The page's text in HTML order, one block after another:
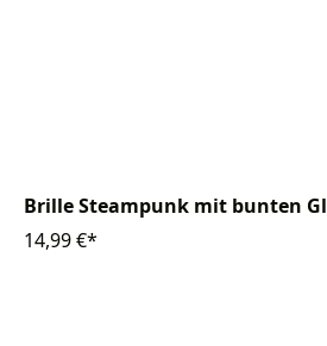
Brille Steampunk mit bunten
14,99 €*